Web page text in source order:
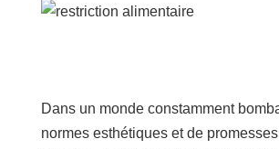
Dans un monde constamment
normes esthétiques et de